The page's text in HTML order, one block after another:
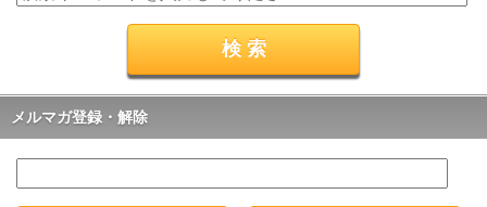
メルマガ登録・解除